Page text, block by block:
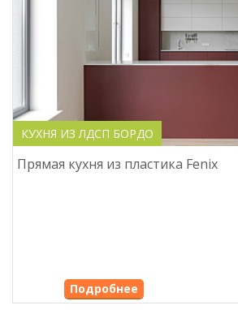
КУХНЯ ИЗ ЛДСП БОРДО
Прямая кухня из пластика Fenix
Подробнее